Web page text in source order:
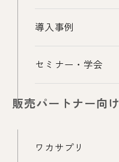
導入事例
セミナー・学会
販売パートナー向け
ワカサプリ